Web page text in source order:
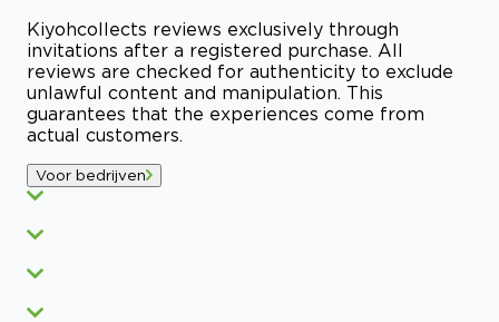
Kiyohcollects reviews exclusively through
invitations after a registered purchase. All
reviews are checked for authenticity to exclude
unlawful content and manipulation. This
guarantees that the experiences come from
actual customers.
Voor bedrijven